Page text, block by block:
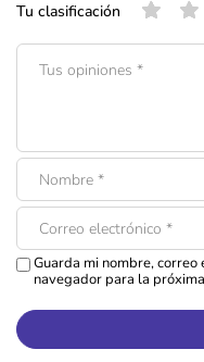
Tu clasificación
Guarda mi nombre,
navegador para la
La